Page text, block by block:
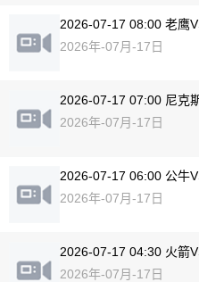
2026-07-17 08:00 老鹰
2026年-07月-17日
2026-07-17 07:00 尼克
2026年-07月-17日
2026-07-17 06:00 公牛
2026年-07月-17日
2026-07-17 04:30 火箭
2026年-07月-17日